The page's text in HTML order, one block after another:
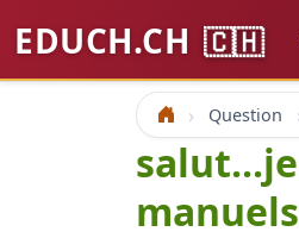
EDUCH.CH 🇨🇭
Accueil Question